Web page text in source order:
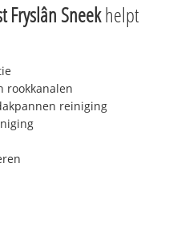
Fryslân Sneekhelpt
rookkanalen
reiniging